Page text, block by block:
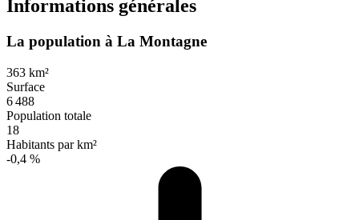
Informations générales
La population à La Montagne
363 km²
Surface
6 488
Population totale
18
Habitants par km²
-0,4 %